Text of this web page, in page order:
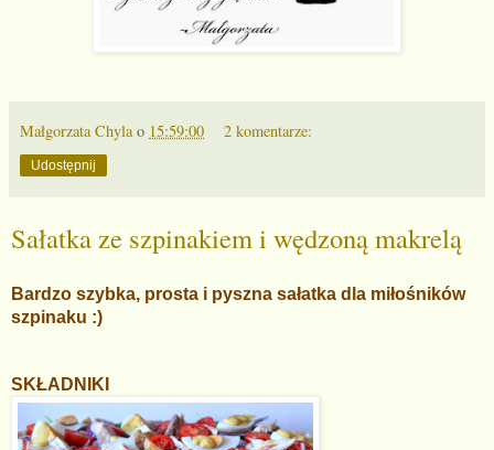
Małgorzata Chyla o 15:59:00 2 komentarze:
Udostępnij
Sałatka ze szpinakiem i wędzoną makrelą
Bardzo szybka, prosta i pyszna sałatka dla miłośników
szpinaku :)
SKŁADNIKI